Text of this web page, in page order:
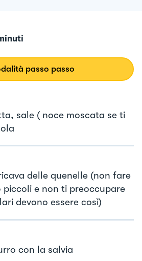
passo passo
sale ( noce moscata se ti
delle quenelle (non fare
e non ti preoccupare
devono essere così)
con la salvia